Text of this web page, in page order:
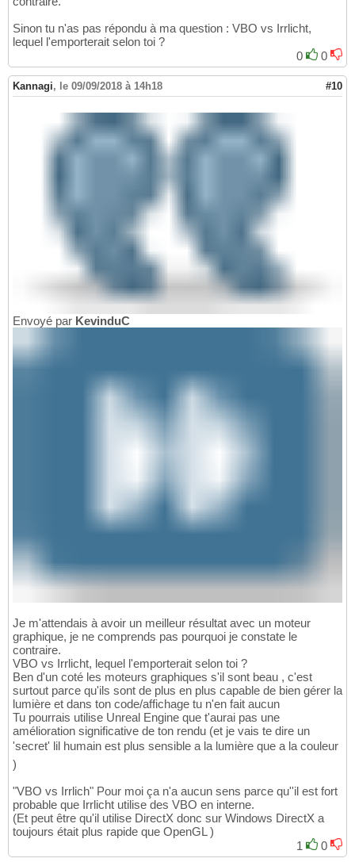
Sinon tu n'as pas répondu à ma question : VBO vs Irrlicht,
lequel l'emporterait selon toi ?
0
0
Kannagi, le 09/09/2018 à 14h18 #10
Envoyé par KevinduC
Je m'attendais à avoir un meilleur résultat avec un moteur
graphique, je ne comprends pas pourquoi je constate le
contraire.
VBO vs Irrlicht, lequel l'emporterait selon toi ?
Ben d'un coté les moteurs graphiques s'il sont beau , c'est
surtout parce qu'ils sont de plus en plus capable de bien gérer la
lumière et dans ton code/affichage tu n'en fait aucun
Tu pourrais utilise Unreal Engine que t'aurai pas une
amélioration significative de ton rendu (et je vais te dire un
'secret' lil humain est plus sensible a la lumière que a la couleur
)
"VBO vs Irrlich" Pour moi ça n'a aucun sens parce qu''il est fort
probable que Irrlicht utilise des VBO en interne.
(Et peut être qu'il utilise DirectX donc sur Windows DirectX a
toujours était plus rapide que OpenGL )
1
0